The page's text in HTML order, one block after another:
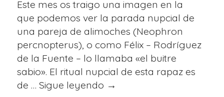
Este mes os traigo una imagen en la
que podemos ver la parada nupcial de
una pareja de alimoches (Neophron
percnopterus), o como Félix – Rodríguez
de la Fuente – lo llamaba «el buitre
sabio». El ritual nupcial de esta rapaz es
de … Sigue leyendo →